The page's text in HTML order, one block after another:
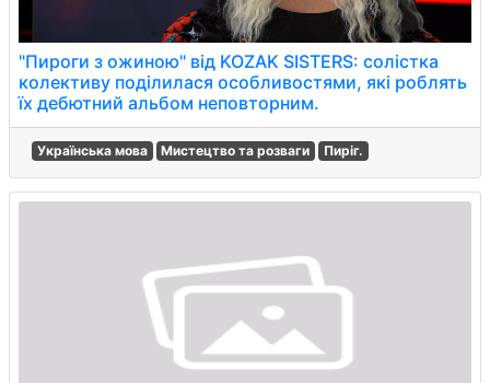
"Пироги з ожиною" від KOZAK SISTERS: солістка
колективу поділилася особливостями, які роблять
їх дебютний альбом неповторним.
Українська мова Мистецтво та розваги Пиріг.